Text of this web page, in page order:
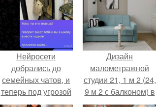
Нейросети
добрались до
семейных чатов, и
теперь под угрозой
мамины нервы.
Дизайн
малометражной
студии 21, 1 м 2 (24,
9 м 2 с балконом) в
Краснодаре.